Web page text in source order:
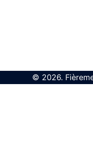
© 2026.